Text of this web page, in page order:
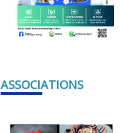
ASSOCIATIONS